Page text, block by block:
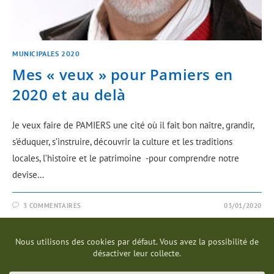
MUNICIPALES 2020
Mes « veux » pour Pamiers en
2020 et au delà
Je veux faire de PAMIERS une cité où il fait bon naître, grandir,
s’éduquer, s’instruire, découvrir la culture et les traditions
locales, l’histoire et le patrimoine -pour comprendre notre
devise…
3 COMMENTAIRES 03/01/2020